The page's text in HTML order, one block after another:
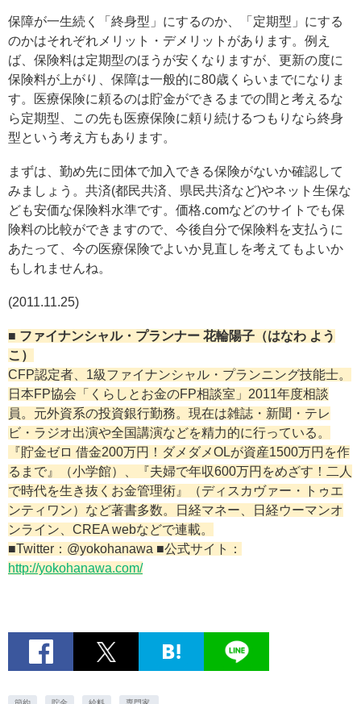
保障が一生続く「終身型」にするのか、「定期型」にする
のかはそれぞれメリット・デメリットがあります。例え
ば、保険料は定期型のほうが安くなりますが、更新の度に
保険料が上がり、保障は一般的に80歳くらいまでになりま
す。医療保険に頼るのは貯金ができるまでの間と考えるな
ら定期型、この先も医療保険に頼り続けるつもりなら終身
型という考え方もあります。
まずは、勤め先に団体で加入できる保険がないか確認して
みましょう。共済(都民共済、県民共済など)やネット生保な
ども安価な保険料水準です。価格.comなどのサイトでも保
険料の比較ができますので、今後自分で保険料を支払うに
あたって、今の医療保険でよいか見直しを考えてもよいか
もしれませんね。
(2011.11.25)
■ ファイナンシャル・プランナー 花輪陽子（はなわ よう
こ）
CFP認定者、1級ファイナンシャル・プランニング技能士。
日本FP協会「くらしとお金のFP相談室」2011年度相談
員。元外資系の投資銀行勤務。現在は雑誌・新聞・テレ
ビ・ラジオ出演や全国講演などを精力的に行っている。
『貯金ゼロ 借金200万円！ダメダメOLが資産1500万円を作
るまで』（小学館）、『夫婦で年収600万円をめざす！二人
で時代を生き抜くお金管理術』（ディスカヴァー・トゥエ
ンティワン）など著書多数。日経マネー、日経ウーマンオ
ンライン、CREA webなどで連載。
■Twitter：@yokohanawa ■公式サイト：
http://yokohanawa.com/